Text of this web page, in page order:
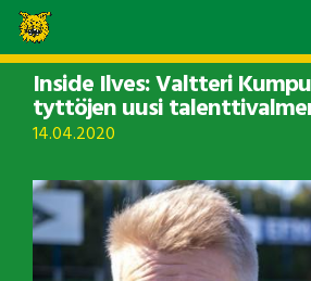
Inside Ilves: Valtteri
tyttöjen uusi
14.04.2020